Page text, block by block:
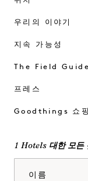
우리의 이야기
지속 가능성
The Field Guide
프레스
Goodthings 쇼핑
1 Hotels 대한 모든